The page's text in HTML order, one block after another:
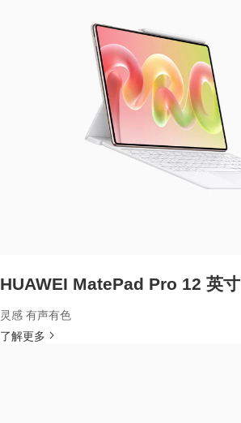
HUAWEI MatePad Pro 12 英寸
灵感 有声有色
了解更多